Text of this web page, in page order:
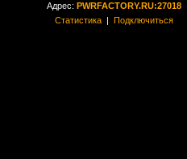
Адрес: PWRFACTORY.RU:27018
Статистика| Подключиться